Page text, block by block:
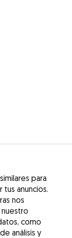
para
anuncios.
nos
como
análisis y